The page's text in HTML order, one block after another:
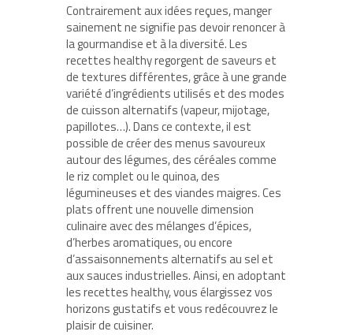
Contrairement aux idées reçues, manger
sainement ne signifie pas devoir renoncer à
la gourmandise et à la diversité. Les
recettes healthy regorgent de saveurs et
de textures différentes, grâce à une grande
variété d’ingrédients utilisés et des modes
de cuisson alternatifs (vapeur, mijotage,
papillotes…). Dans ce contexte, il est
possible de créer des menus savoureux
autour des légumes, des céréales comme
le riz complet ou le quinoa, des
légumineuses et des viandes maigres. Ces
plats offrent une nouvelle dimension
culinaire avec des mélanges d’épices,
d’herbes aromatiques, ou encore
d’assaisonnements alternatifs au sel et
aux sauces industrielles. Ainsi, en adoptant
les recettes healthy, vous élargissez vos
horizons gustatifs et vous redécouvrez le
plaisir de cuisiner.